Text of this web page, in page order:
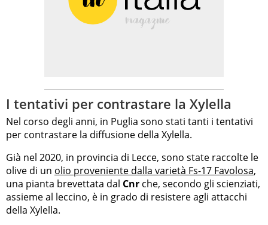
I tentativi per contrastare la Xylella
Nel corso degli anni, in Puglia sono stati tanti i tentativi
per contrastare la diffusione della Xylella.
Già nel 2020, in provincia di Lecce, sono state raccolte le
olive di un olio proveniente dalla varietà Fs-17 Favolosa,
una pianta brevettata dal Cnr che, secondo gli scienziati,
assieme al leccino, è in grado di resistere agli attacchi
della Xylella.